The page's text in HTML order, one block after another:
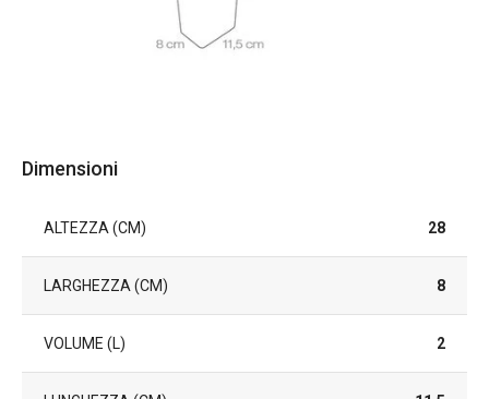
Dimensioni
ALTEZZA (CM) 28
LARGHEZZA (CM) 8
VOLUME (L) 2